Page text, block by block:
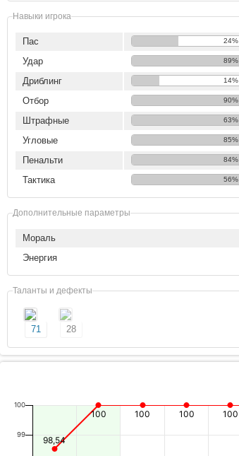
Навыки игрока
Пас 24%
Удар
89%
Дриблинг
14%
Отбор
90%
Штрафные
63%
Угловые
85%
Пенальти
84%
Тактика
56%
Дополнительные параметры
Мораль
Энергия
Таланты и дефекты
71 28
98,54
100 100 100 100
99
100